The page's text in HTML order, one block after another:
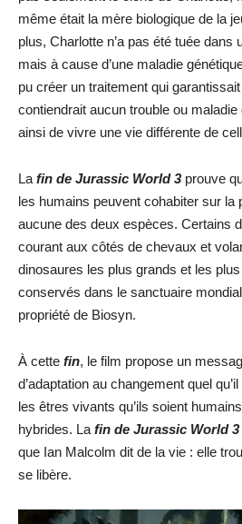
même était la mère biologique de la
plus, Charlotte n’a pas été tuée dans
mais à cause d’une maladie
pu créer un traitement qui
contiendrait aucun trouble ou
ainsi de vivre une vie différente de
La fin de Jurassic World 3prouve
les humains peuvent cohabiter sur la
aucune des deux espèces. Certains
courant aux côtés de chevaux et
dinosaures les plus grands et les
conservés dans le sanctuaire
propriété de Biosyn.
À cette fin, le film propose un
d’adaptation au changement quel
les êtres vivants qu’ils soient
hybrides. La fin de Jurassic World 3
que Ian Malcolm dit de la vie : elle
se libère.